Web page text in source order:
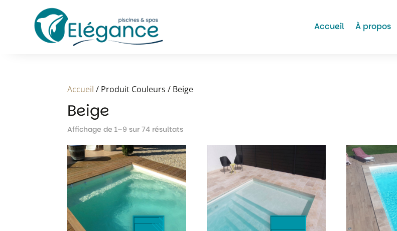
Accueil À propos
Accueil / Produit Couleurs / Beige
Beige
Affichage de 1–9 sur 74 résultats